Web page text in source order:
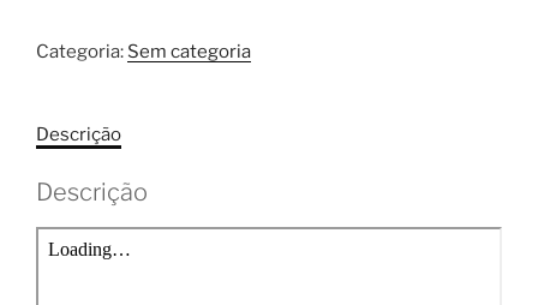
Categoria: Sem categoria
Descrição
Descrição